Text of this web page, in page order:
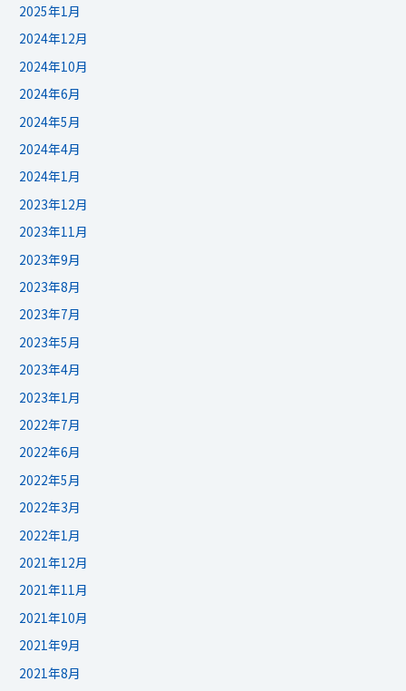
2025年1月
2024年12月
2024年10月
2024年6月
2024年5月
2024年4月
2024年1月
2023年12月
2023年11月
2023年9月
2023年8月
2023年7月
2023年5月
2023年4月
2023年1月
2022年7月
2022年6月
2022年5月
2022年3月
2022年1月
2021年12月
2021年11月
2021年10月
2021年9月
2021年8月